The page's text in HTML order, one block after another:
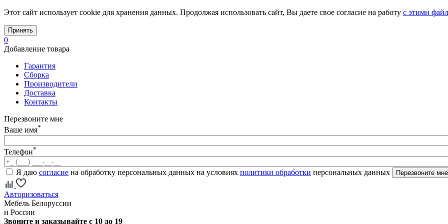
Этот сайт использует cookie для хранения данных. Продолжая использовать сайт, Вы даете свое согласие на работу с этими
Принять
0
Добавление товара
Гарантия
Сборка
Производители
Доставка
Контакты
Перезвоните мне
Ваше имя*
Телефон*
Я даю согласие на обработку персональных данных на условиях политики обработки персональных данных
Авторизоваться
Мебель Белоруссии
и России
Звоните и заказывайте с 10 до 19